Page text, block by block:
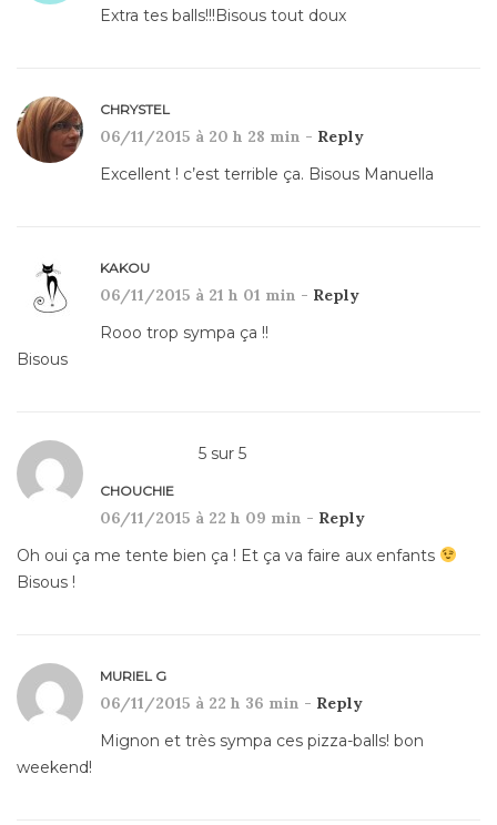
Extra tes balls!!!Bisous tout doux
CHRYSTEL
06/11/2015 à 20 h 28 min - Reply
Excellent ! c’est terrible ça. Bisous Manuella
KAKOU
06/11/2015 à 21 h 01 min - Reply
Rooo trop sympa ça !!
Bisous
5 sur 5
CHOUCHIE
06/11/2015 à 22 h 09 min - Reply
Oh oui ça me tente bien ça ! Et ça va faire aux enfants
Bisous !
MURIEL G
06/11/2015 à 22 h 36 min - Reply
Mignon et très sympa ces pizza-balls! bon
weekend!